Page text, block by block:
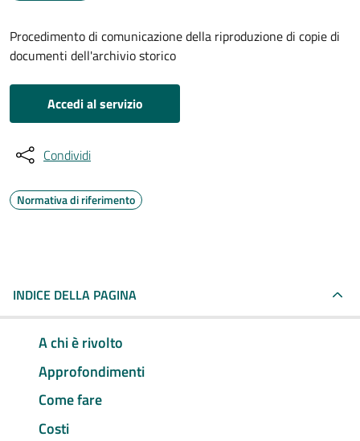
Procedimento di comunicazione della riproduzione di copie di
documenti dell'archivio storico
Accedi al servizio
Condividi
Normativa di riferimento
INDICE DELLA PAGINA
A chi è rivolto
Approfondimenti
Come fare
Costi